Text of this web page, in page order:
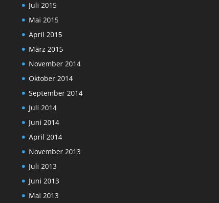
Juli 2015
Mai 2015
April 2015
März 2015
November 2014
Oktober 2014
September 2014
Juli 2014
Juni 2014
April 2014
November 2013
Juli 2013
Juni 2013
Mai 2013